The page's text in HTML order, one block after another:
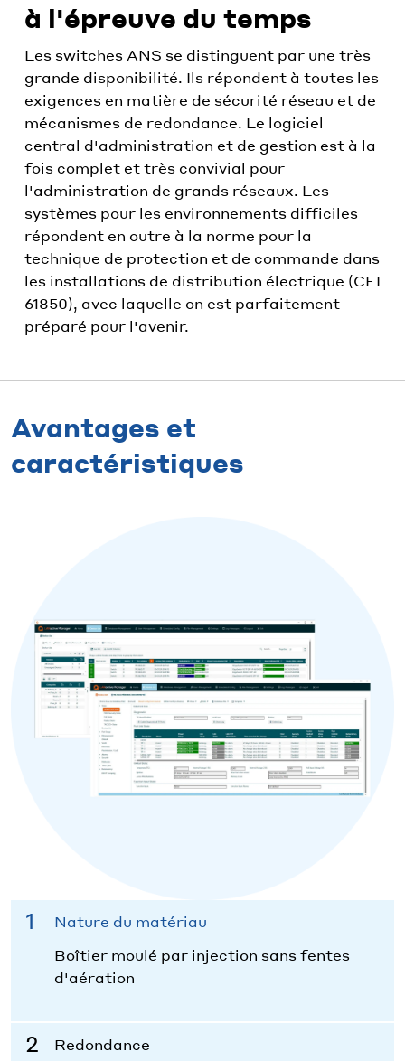
à l'épreuve du temps
Les switches ANS se distinguent par une très
grande disponibilité. Ils répondent à toutes les
exigences en matière de sécurité réseau et de
mécanismes de redondance. Le logiciel
central d'administration et de gestion est à la
fois complet et très convivial pour
l'administration de grands réseaux. Les
systèmes pour les environnements difficiles
répondent en outre à la norme pour la
technique de protection et de commande dans
les installations de distribution électrique (CEI
61850), avec laquelle on est parfaitement
préparé pour l'avenir.
Avantages et
caractéristiques
Nature du matériau
Boîtier moulé par injection sans fentes
d'aération
Redondance